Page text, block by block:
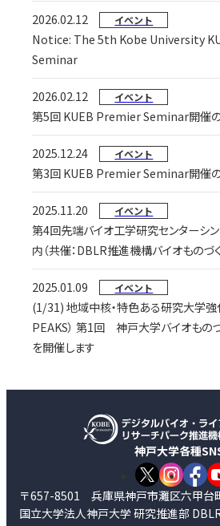
2026.02.12 イベント
Notice: The 5th Kobe University
Seminar
2026.02.12 イベント
第5回 KUEB Premier Seminar開催
2025.12.24 イベント
第3回 KUEB Premier Seminar開催
2025.11.20 イベント
第4回先端バイオ工学研究センターシ
内（共催：DBLR推進機構バイオものづ
2025.01.09 イベント
(1/31) 地域中核・特色ある研究大学強
PEAKS） 第1回 神戸大学バイオもの
を開催します
神戸大学各種
〒657-8501 兵庫県神戸市灘区六甲台
国立大学法人神戸大学 研究推進部